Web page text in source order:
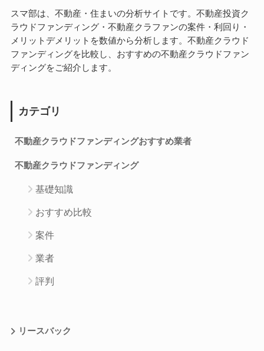
スマ部は、不動産・住まいの分析サイトです。不動産投資ク
ラウドファンディング・不動産クラファンの案件・利回り・
メリットデメリットを数値から分析します。不動産クラウド
ファンディングを比較し、おすすめの不動産クラウドファン
ディングをご紹介します。
カテゴリ
不動産クラウドファンディングおすすめ業者
不動産クラウドファンディング
基礎知識
おすすめ比較
案件
業者
評判
リースバック